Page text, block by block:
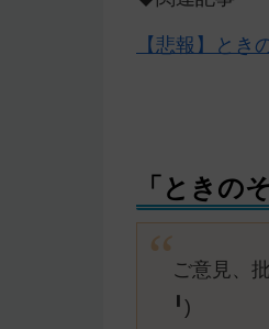
【悲報】と
「ときの
ご意見、
╹)